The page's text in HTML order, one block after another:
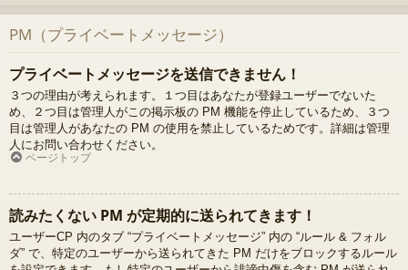
PM（プライベートメッセージ）
プライベートメッセージを送信できません！
３つの理由が考えられます。１つ目はあなたが登録ユーザーでないた
め、２つ目は管理人がこの掲示板の PM 機能を停止しているため、３つ
目は管理人があなたの PM の使用を禁止しているためです。詳細は管理
人にお問い合わせください。
ページトップ
読みたくない PM が定期的に送られてきます！
ユーザーCP 内のタブ “プライベートメッセージ” 内の “ルール & フォル
ダ” で、特定のユーザーから送られてきた PM だけをブロックするルール